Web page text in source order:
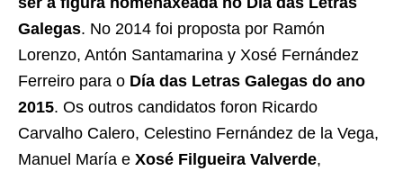
Galegas. No 2014 foi proposta por Ramón
Lorenzo, Antón Santamarina y Xosé Fernández
Ferreiro para o Día das Letras Galegas do ano
2015. Os outros candidatos foron Ricardo
Carvalho Calero, Celestino Fernández de la Vega,
Manuel María e Xosé Filgueira Valverde,